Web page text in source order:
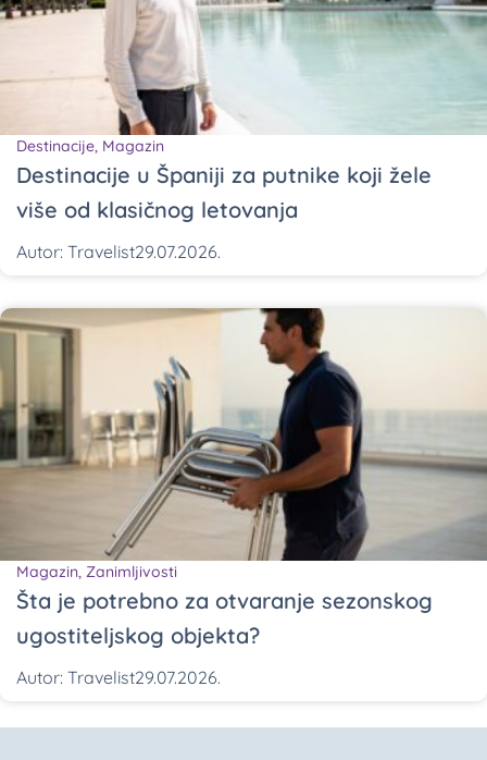
Destinacije, Magazin
Destinacije u Španiji za putnike koji žele
više od klasičnog letovanja
Autor: Travelist29.07.2026.
Magazin, Zanimljivosti
Šta je potrebno za otvaranje sezonskog
ugostiteljskog objekta?
Autor: Travelist29.07.2026.